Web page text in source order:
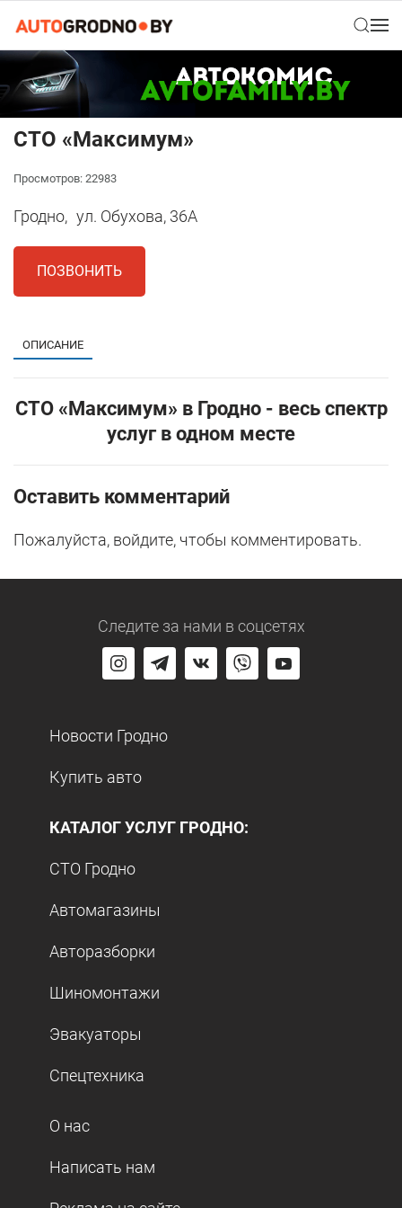
СТО «Максимум»
Просмотров: 22983
Гродно, ул. Обухова, 36А
ПОЗВОНИТЬ
ОПИСАНИЕ
СТО «Максимум» в Гродно - весь спектр
услуг в одном месте
Оставить комментарий
Пожалуйста, войдите, чтобы комментировать.
Следите за нами в соцсетях
Новости Гродно
Купить авто
КАТАЛОГ УСЛУГ ГРОДНО:
СТО Гродно
Автомагазины
Авторазборки
Шиномонтажи
Эвакуаторы
Спецтехника
О нас
Написать нам